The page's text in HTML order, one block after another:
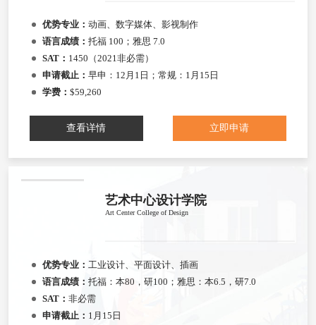
优势专业： 动画、数字媒体、影视制作
语言成绩： 托福 100；雅思 7.0
SAT： 1450（2021非必需）
申请截止： 早申：12月1日；常规：1月15日
学费： $59,260
查看详情 立即申请
艺术中心设计学院
Art Center College of Design
优势专业： 工业设计、平面设计、插画
语言成绩： 托福：本80，研100；雅思：本6.5，研7.0
SAT： 非必需
申请截止： 1月15日